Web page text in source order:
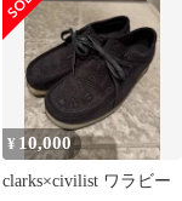
ト ブルー
¥ 10,000
clarks×civilist ワラビー